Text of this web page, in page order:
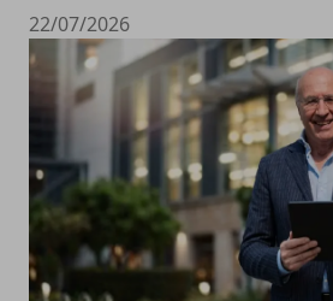
22/07/2026